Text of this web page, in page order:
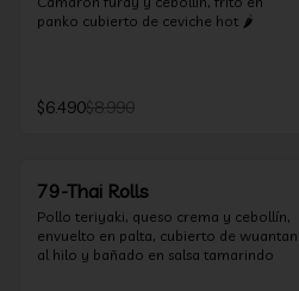
panko cubierto de ceviche hot 🌶️
$6.490$8.990
79-Thai Rolls
Pollo teriyaki, queso crema y cebollín,
envuelto en palta, cubierto de wuantan
al hilo y bañado en salsa tamarindo